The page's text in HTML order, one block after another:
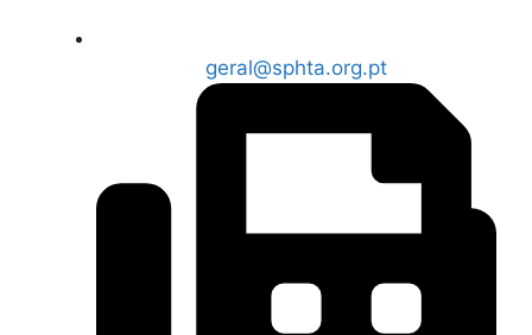
geral@sphta.org.pt